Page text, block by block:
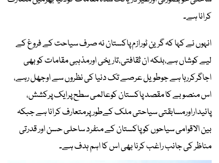
کرانا ہے۔
انہوں نے کہا کہ گرین ٹورازم پاکستان نہ صرف سیاحت کے فروغ کے
لیے کوشاں ہے،بلکہ ان ثقافتی،تاریخی اورمذہبی مقامات کوبھی
اجاگرکررہا ہے جوطویل عرصے تک دنیا کی نظروں سے اوجھل رہے،
اس منصوبے کا مقصد پاکستان کوعالمی سطح پرایک پرکشش،
پائیداراورمسابقتی سیاحتی ملک کےطورپرمتعارف کرانا ہے جبکہ
بین الاقوامی سیاحوں کو پاکستان کے منفرد ساحلی حسن اور قدرتی
مناظر کی جانب راغب کرنا بھی اس کا اہم ہدف ہے۔